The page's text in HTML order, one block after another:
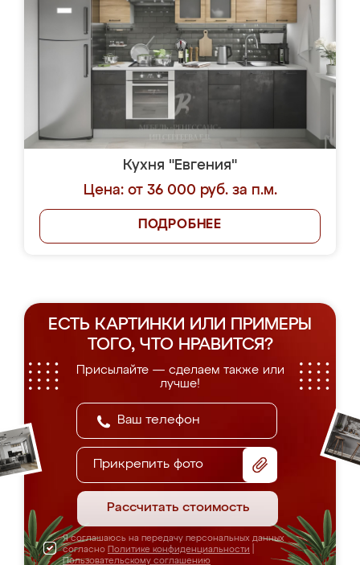
Кухня "Евгения"
Цена: от 36 000 руб. за п.м.
ПОДРОБНЕЕ
ЕСТЬ КАРТИНКИ ИЛИ ПРИМЕРЫ
ТОГО, ЧТО НРАВИТСЯ?
Присылайте — сделаем также или
лучше!
Прикрепить фото
Рассчитать стоимость
Я соглашаюсь на передачу персональных данных
согласно Политике конфиденциальности
Пользовательскому соглашению